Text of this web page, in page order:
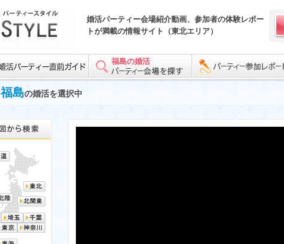
婚活パーティー会場紹介動画、参加者の体験レポー
トが満載の情報サイト（東北エリア）
福島の婚活
福島の婚活を選択中